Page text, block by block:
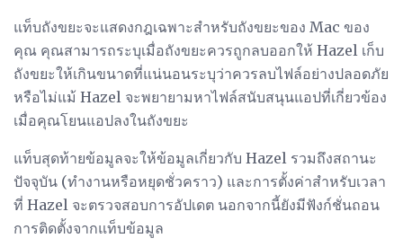
แท็บถังขยะจะแสดงกฎเฉพาะสำหรับถังขยะของ Mac ของ
คุณ คุณสามารถระบุเมื่อถังขยะควรถูกลบออกให้ Hazel เก็บ
ถังขยะให้เกินขนาดที่แน่นอนระบุว่าควรลบไฟล์อย่างปลอดภัย
หรือไม่แม้ Hazel จะพยายามหาไฟล์สนับสนุนแอปที่เกี่ยวข้อง
เมื่อคุณโยนแอปลงในถังขยะ
แท็บสุดท้ายข้อมูลจะให้ข้อมูลเกี่ยวกับ Hazel รวมถึงสถานะ
ปัจจุบัน (ทำงานหรือหยุดชั่วคราว) และการตั้งค่าสำหรับเวลา
ที่ Hazel จะตรวจสอบการอัปเดต นอกจากนี้ยังมีฟังก์ชั่นถอน
การติดตั้งจากแท็บข้อมูล